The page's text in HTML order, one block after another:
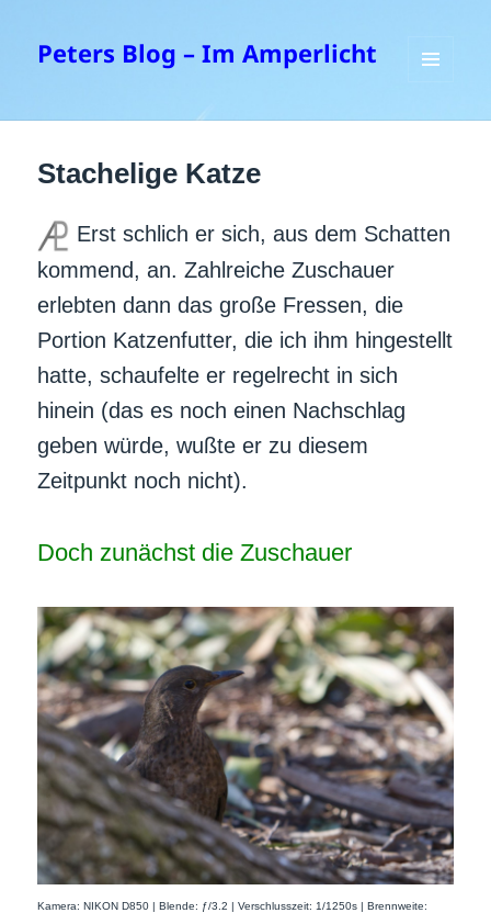
Peters Blog – Im Amperlicht
Stachelige Katze
Erst schlich er sich, aus dem Schatten
kommend, an. Zahlreiche Zuschauer
erlebten dann das große Fressen, die
Portion Katzenfutter, die ich ihm hingestellt
hatte, schaufelte er regelrecht in sich
hinein (das es noch einen Nachschlag
geben würde, wußte er zu diesem
Zeitpunkt noch nicht).
Doch zunächst die Zuschauer
Kamera: NIKON D850 | Blende: ƒ/3.2 | Verschlusszeit: 1/1250s | Brennweite: